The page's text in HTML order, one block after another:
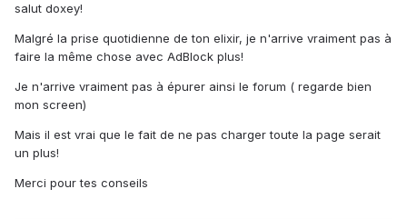
salut doxey!
Malgré la prise quotidienne de ton elixir, je n'arrive vraiment pas à
faire la même chose avec AdBlock plus!
Je n'arrive vraiment pas à épurer ainsi le forum ( regarde bien
mon screen)
Mais il est vrai que le fait de ne pas charger toute la page serait
un plus!
Merci pour tes conseils